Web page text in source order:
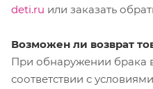
deti.ru или заказать
Возможен ли возврат
При обнаружении брака
соответствии с